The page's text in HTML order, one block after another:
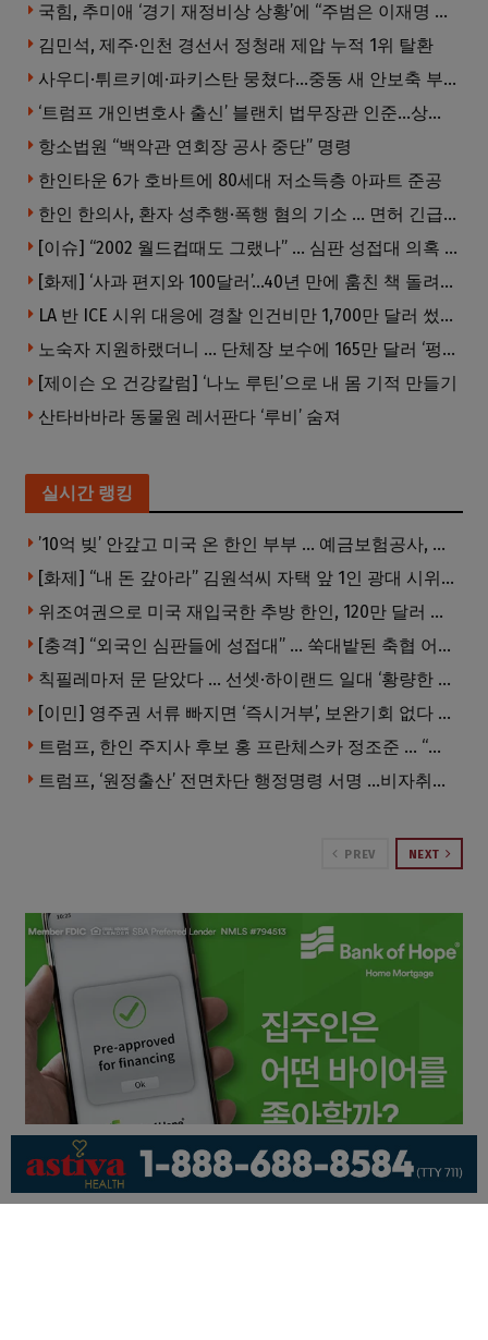
국힘, 추미애 ‘경기 재정비상 상황’에 “주범은 이재명 전 지사”
김민석, 제주·인천 경선서 정청래 제압 누적 1위 탈환
사우디·튀르키예·파키스탄 뭉쳤다…중동 새 안보축 부상하나
‘트럼프 개인변호사 출신’ 블랜치 법무장관 인준…상원 50대49 가결
항소법원 “백악관 연회장 공사 중단” 명령
한인타운 6가 호바트에 80세대 저소득층 아파트 준공
한인 한의사, 환자 성추행·폭행 혐의 기소 … 면허 긴급정지
[이슈] “2002 월드컵때도 그랬나” … 심판 성접대 의혹 해외로 일파만파, 4강 신화까지 불똥
[화제] ‘사과 편지와 100달러’…40년 만에 훔친 책 돌려준 절도범
LA 반 ICE 시위 대응에 경찰 인건비만 1,700만 달러 썼다.
노숙자 지원하랬더니 … 단체장 보수에 165만 달러 ‘펑펑’
[제이슨 오 건강칼럼] ‘나노 루틴’으로 내 몸 기적 만들기
산타바바라 동물원 레서판다 ‘루비’ 숨져
실시간 랭킹
’10억 빚’ 안갚고 미국 온 한인 부부 … 예금보험공사, 미국서 소송
[화제] “내 돈 갚아라” 김원석씨 자택 앞 1인 광대 시위 … 한인 투자사, “108만 달러 못받아”
위조여권으로 미국 재입국한 추방 한인, 120만 달러 은행 사기 행각
[충격] “외국인 심판들에 성접대” … 쑥대밭된 축협 어디까지 추락하나
칙필레마저 문 닫았다 … 선셋·하이랜드 일대 ‘황량한 거리’로
[이민] 영주권 서류 빠지면 ‘즉시거부’, 보완기회 없다 … 이민심사 8월부터 확 바뀐다
트럼프, 한인 주지사 후보 홍 프란체스카 정조준 … “미치광이다”
트럼프, ‘원정출산’ 전면차단 행정명령 서명 …비자취소·입국금지·추방까지
PREV NEXT